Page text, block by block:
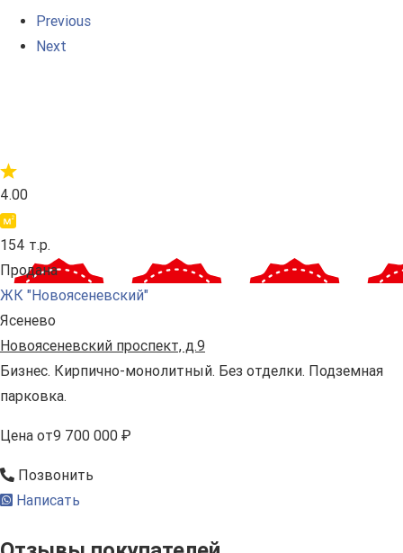
Previous
Next
4.00
154 т.р.
Продана
ЖК "Новоясеневский"
Ясенево
Новоясеневский проспект, д.9
Бизнес. Кирпично-монолитный. Без отделки. Подземная
парковка.
Цена от9 700 000 ₽
Позвонить
Написать